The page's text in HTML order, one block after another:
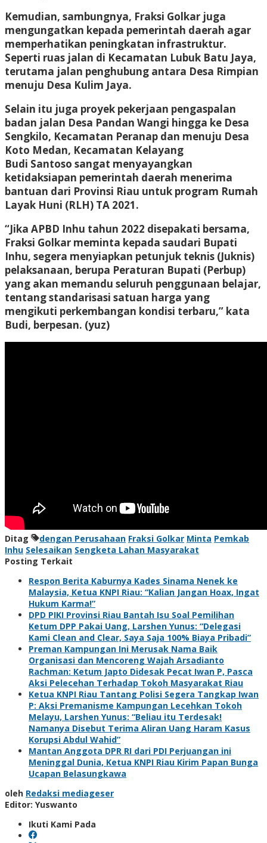
Kemudian, sambungnya, Fraksi Golkar juga
mengungatkan kepada pemerintah daerah agar
memperhatikan peningkatan infrastruktur.
Seperti ruas jalan di Kecamatan Lubuk Batu Jaya,
terutama jalan penghubung antara Desa Rimpian
menuju Desa Kulim Jaya.
Selain itu juga proyek pekerjaan pengaspalan
badan jalan Desa Pandan Wangi hingga ke Desa
Sengkilo, Kecamatan Peranap dan menuju Desa
Koto Medan, Kecamatan Kelayang
Budi Santoso sangat menyayangkan
ketidaksiapan pemerintah daerah menerima
bantuan dari Provinsi Riau untuk program Rumah
Layak Huni (RLH) TA 2021.
“Jika APBD Inhu tahun 2022 disepakati bersama,
Fraksi Golkar meminta kepada saudari Bupati
Inhu, segera menyiapkan petunjuk teknis (Juknis)
pelaksanaan, berupa Peraturan Bupati (Perbup)
yang akan memandu seluruh penggunaan belajar,
tentang standarisasi satuan harga yang
mengikuti perkembangan kondisi terbaru,” kata
Budi, berpesan. (yuz)
Ditag dengan Perusahaan Fraksi Golkar Minta Pemkab
Inhu Selesaikan Sengketa Lahan Masyarakat
Posting Terkait
Respon Berita Kaburnya Kades Sinama Nenek ke
Malaysia, Ketua KNPI Riau: “Kalian Jangan Hoax, Ingat
Hukum Karma!”
DPD PIKI Provinsi Riau Bantah Isu Soal Pemilihan
Ketum DPP Pakai Uang, Larshen Yunus: “Delegasi
Kami Clean and Clear, Saya Saja 100% Biaya Pribadi”
Preman Kampungan Ini Merusak Nama Baik
Organisasi dan Mencoreng Wajah Arsadianto
Rachman: Ketum Japto Didesak Pecat Iwan P, Pasca
Aksi Pelecehan Terhadap Tokoh Masyarakat Riau
Ketua KNPI Riau Tantang Polisi Segera Tangkap Iwan
P: Aksi Premanisme Kampungan Lecehkan Tokoh
Melayu, Larshen Yunus: “Beliau itu Terdesak!
Namanya Disebut Terima Aliran Uang Haram Kasus
Korupsi Abdul Wahid”
Mantan Anggota DPR RI dari PDI Perjuangan ini
Meninggal Dunia, Ketua KNPI Riau Kirim Papan Bunga
Ucapan Belasungkawa
oleh Redaksi mediageser
Editor: Yuswanto
Ikuti Kami Pada